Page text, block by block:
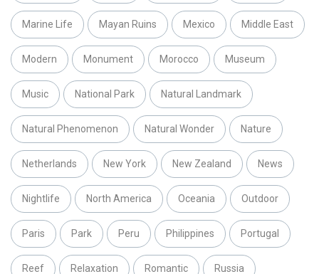
Marine Life Mayan Ruins Mexico Middle East
Modern Monument Morocco Museum
Music National Park Natural Landmark
Natural Phenomenon Natural Wonder Nature
Netherlands New York New Zealand News
Nightlife North America Oceania Outdoor
Paris Park Peru Philippines Portugal
Reef Relaxation Romantic Russia